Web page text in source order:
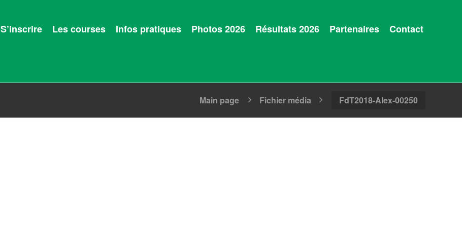
S’inscrire Les courses Infos pratiques Photos 2026 Résultats 2026 Partenaires Contact
Main page Fichier média FdT2018-Alex-00250